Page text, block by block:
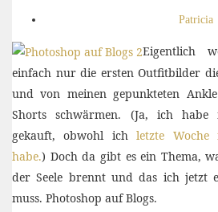
Patricia
Eigentlich
einfach nur die ersten Outfitbilder
und von meinen gepunkteten
Shorts schwärmen. (Ja, ich habe
gekauft, obwohl ichletzte Woche
habe.) Doch da gibt es ein Thema,
der Seele brennt und das ich jetzt
muss. Photoshop auf Blogs.